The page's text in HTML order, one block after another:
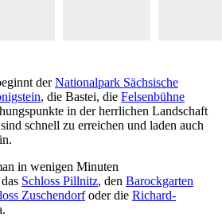
derNationalpark Sächsische
, die Bastei, die Felsenbühne
in der herrlichen Landschaft
schnell zu erreichen und laden auch
in wenigen Minuten
Schloss Pillnitz, den Barockgarten
Zuschendorfoder die Richard-